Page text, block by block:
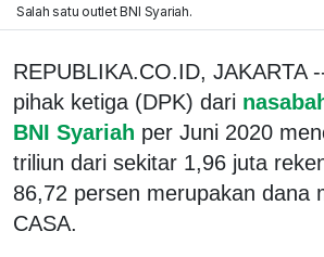
Salah satu outlet BNI Syariah.
REPUBLIKA.CO.ID, JAKARTA
pihak ketiga (DPK) dari
BNI Syariah per Juni 2020
triliun dari sekitar 1,96 juta
86,72 persen merupakan dana
CASA.